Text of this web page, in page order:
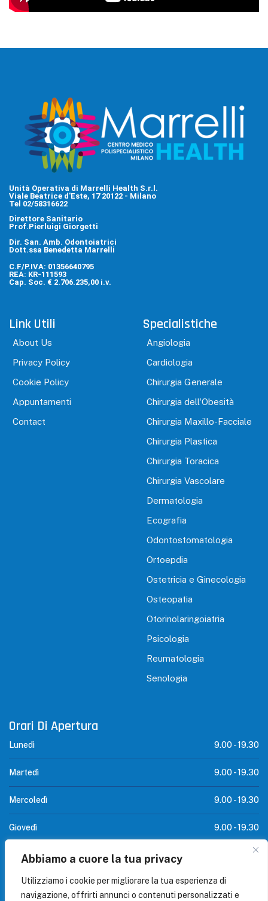
Abbiamo a cuore la tua privacy
Utilizziamo i cookie per migliorare la tua esperienza di
navigazione, offrirti annunci o contenuti personalizzati e
Unità Operativa di Marrelli Health S.r.l.
Viale Beatrice d'Este, 17 20122 - Milano
Tel 02/58316622
Direttore Sanitario
Prof.Pierluigi Giorgetti
Dir. San. Amb. Odontoiatrici
Dott.ssa Benedetta Marrelli
C.F/P.IVA: 01356640795
REA: KR-111593
Cap. Soc. € 2.706.235,00 i.v.
Link Utili
About Us
Privacy Policy
Cookie Policy
Appuntamenti
Contact
Specialistiche
Angiologia
Cardiologia
Chirurgia Generale
Chirurgia dell'Obesità
Chirurgia Maxillo-Facciale
Chirurgia Plastica
Chirurgia Toracica
Chirurgia Vascolare
Dermatologia
Ecografia
Odontostomatologia
Ortoepdia
Ostetricia e Ginecologia
Osteopatia
Otorinolaringoiatria
Psicologia
Reumatologia
Senologia
Orari Di Apertura
Lunedì 9.00 -19.30
Martedì 9.00 -19.30
Mercoledì 9.00 -19.30
Giovedì 9.00 -19.30
Venerdì 19.30
SABATO CHIUSO -